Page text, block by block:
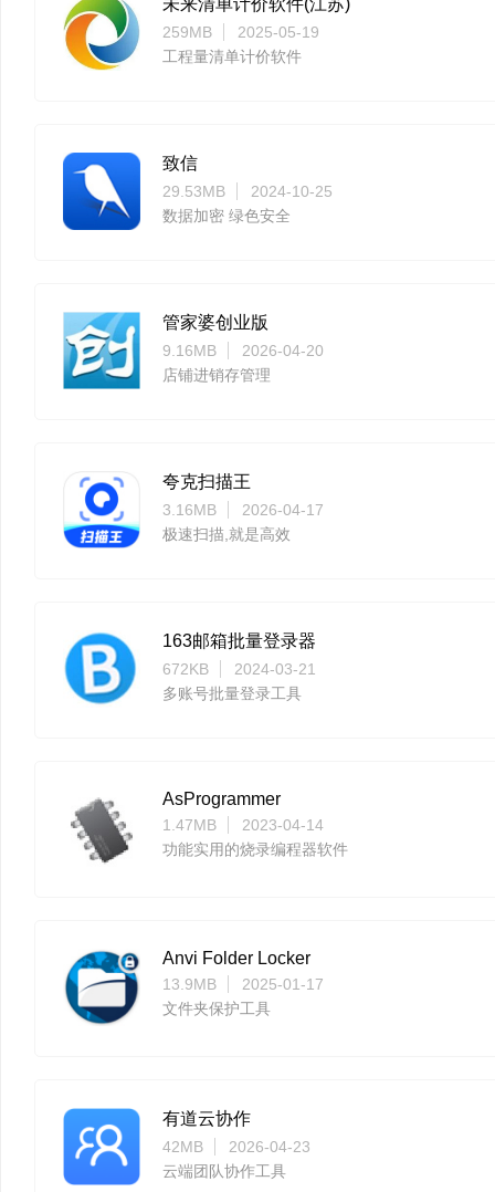
未来清单计价软件(江苏)
259MB
2025-05-19
工程量清单计价软件
致信
29.53MB
2024-10-25
数据加密 绿色安全
管家婆创业版
9.16MB
2026-04-20
店铺进销存管理
夸克扫描王
3.16MB
2026-04-17
极速扫描,就是高效
163邮箱批量登录器
672KB
2024-03-21
多账号批量登录工具
AsProgrammer
1.47MB
2023-04-14
功能实用的烧录编程器软件
Anvi Folder Locker
13.9MB
2025-01-17
文件夹保护工具
有道云协作
42MB
2026-04-23
云端团队协作工具